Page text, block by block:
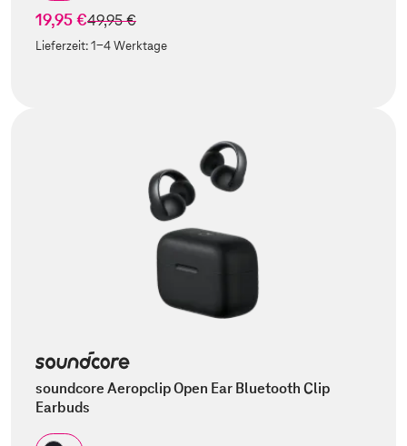
19,95 €statt
49,95 €
Lieferzeit:1-4 Werktage
soundcore Aeropclip Open Ear Bluetooth Clip
Earbuds